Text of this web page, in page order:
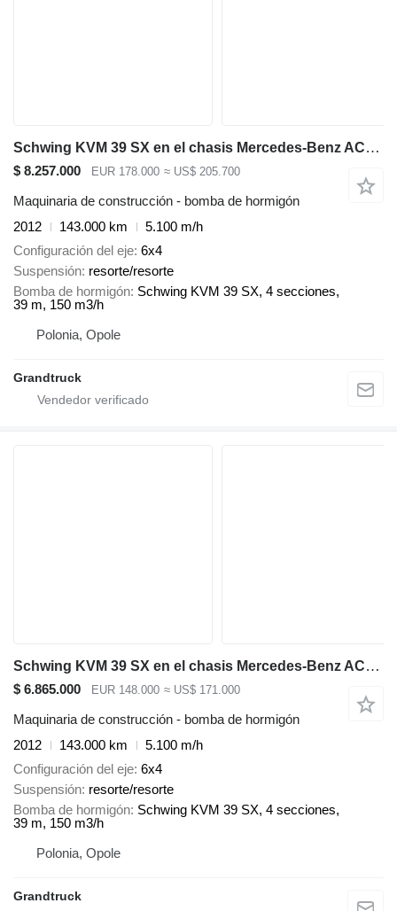
Schwing KVM 39 SX en el chasis Mercedes-Benz ACTROS 2636 mp3 6x4 Schwing 39m pump 2012model
$ 8.257.000 EUR 178.000 ≈ US$ 205.700
Maquinaria de construcción - bomba de hormigón
2012
143.000 km
5.100 m/h
Configuración del eje 6x4
Suspensión resorte/resorte
Bomba de hormigón Schwing KVM 39 SX, 4 secciones,
39 m, 150 m3/h
Polonia, Opole
Grandtruck
Schwing KVM 39 SX en el chasis Mercedes-Benz ACTROS 2636 mp3 6x4 Schwing 39m pump 2012model
$ 6.865.000 EUR 148.000 ≈ US$ 171.000
Maquinaria de construcción - bomba de hormigón
2012
143.000 km
5.100 m/h
Configuración del eje 6x4
Suspensión resorte/resorte
Bomba de hormigón Schwing KVM 39 SX, 4 secciones,
39 m, 150 m3/h
Polonia, Opole
Grandtruck